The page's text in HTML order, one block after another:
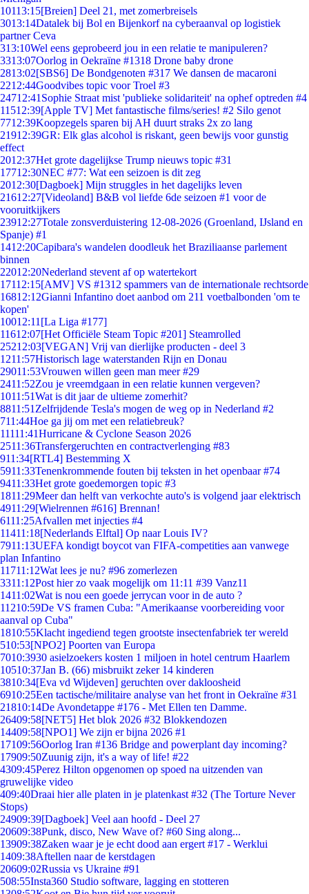
10113:15[Breien] Deel 21, met zomerbreisels
3013:14Datalek bij Bol en Bijenkorf na cyberaanval op logistiek
partner Ceva
313:10Wel eens geprobeerd jou in een relatie te manipuleren?
3313:07Oorlog in Oekraïne #1318 Drone baby drone
2813:02[SBS6] De Bondgenoten #317 We dansen de macaroni
2212:44Goodvibes topic voor Troel #3
24712:41 Sophie Straat mist 'publieke solidariteit' na ophef optreden #4
11512:39[Apple TV] Met fantastische films/series! #2 Silo genot
7712:39Koopzegels sparen bij AH duurt straks 2x zo lang
21912:39GR: Elk glas alcohol is riskant, geen bewijs voor gunstig
effect
2012:37Het grote dagelijkse Trump nieuws topic #31
17712:30NEC #77: Wat een seizoen is dit zeg
2012:30[Dagboek] Mijn struggles in het dagelijks leven
21612:27[Videoland] B&B vol liefde 6de seizoen #1 voor de
vooruitkijkers
23912:27Totale zonsverduistering 12-08-2026 (Groenland, IJsland en
Spanje) #1
1412:20Capibara's wandelen doodleuk het Braziliaanse parlement
binnen
22012:20Nederland stevent af op watertekort
17112:15[AMV] VS #1312 spammers van de internationale rechtsorde
16812:12Gianni Infantino doet aanbod om 211 voetbalbonden 'om te
kopen'
10012:11 [La Liga #177]
11612:07[Het Officiële Steam Topic #201] Steamrolled
25212:03[VEGAN] Vrij van dierlijke producten - deel 3
1211:57Historisch lage waterstanden Rijn en Donau
29011:53Vrouwen willen geen man meer #29
2411:52Zou je vreemdgaan in een relatie kunnen vergeven?
1011:51Wat is dit jaar de ultieme zomerhit?
8811:51 Zelfrijdende Tesla's mogen de weg op in Nederland #2
711:44Hoe ga jij om met een relatiebreuk?
11111:41Hurricane & Cyclone Season 2026
2511:36Transfergeruchten en contractverlenging #83
911:34[RTL4] Bestemming X
5911:33Tenenkrommende fouten bij teksten in het openbaar #74
9411:33Het grote goedemorgen topic #3
1811:29Meer dan helft van verkochte auto's is volgend jaar elektrisch
4911:29[Wielrennen #616] Brennan!
6111:25Afvallen met injecties #4
11411:18[Nederlands Elftal] Op naar Louis IV?
7911:13UEFA kondigt boycot van FIFA-competities aan vanwege
plan Infantino
11711:12Wat lees je nu? #96 zomerlezen
3311:12Post hier zo vaak mogelijk om 11:11 #39 Vanz11
1411:02Wat is nou een goede jerrycan voor in de auto ?
11210:59De VS framen Cuba: "Amerikaanse voorbereiding voor
aanval op Cuba"
1810:55Klacht ingediend tegen grootste insectenfabriek ter wereld
510:53[NPO2] Poorten van Europa
7010:3930 asielzoekers kosten 1 miljoen in hotel centrum Haarlem
10510:37Jan B. (66) misbruikt zeker 14 kinderen
3810:34[Eva vd Wijdeven] geruchten over dakloosheid
6910:25Een tactische/militaire analyse van het front in Oekraïne #31
21810:14De Avondetappe #176 - Met Ellen ten Damme.
26409:58[NET5] Het blok 2026 #32 Blokkendozen
14409:58[NPO1] We zijn er bijna 2026 #1
17109:56Oorlog Iran #136 Bridge and powerplant day incoming?
17909:50Zuunig zijn, it's a way of life! #22
4309:45Perez Hilton opgenomen op spoed na uitzenden van
gruwelijke video
409:40Draai hier alle platen in je platenkast #32 (The Torture Never
Stops)
24909:39[Dagboek] Veel aan hoofd - Deel 27
20609:38Punk, disco, New Wave of? #60 Sing along...
13909:38Zaken waar je je echt dood aan ergert #17 - Werklui
1409:38Aftellen naar de kerstdagen
20609:02Russia vs Ukraine #91
508:55Insta360 Studio software, lagging en stotteren